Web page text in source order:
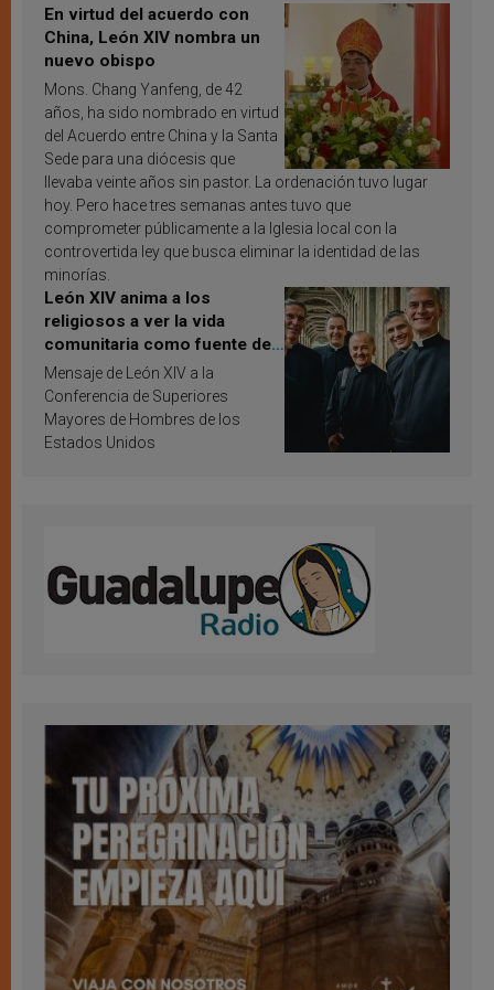
En virtud del acuerdo con
China, León XIV nombra un
nuevo obispo
Mons. Chang Yanfeng, de 42
años, ha sido nombrado en virtud
del Acuerdo entre China y la Santa
Sede para una diócesis que
llevaba veinte años sin pastor. La ordenación tuvo lugar
hoy. Pero hace tres semanas antes tuvo que
comprometer públicamente a la Iglesia local con la
controvertida ley que busca eliminar la identidad de las
minorías.
León XIV anima a los
religiosos a ver la vida
comunitaria como fuente de
inspiración y santificación
Mensaje de León XIV a la
Conferencia de Superiores
Mayores de Hombres de los
Estados Unidos